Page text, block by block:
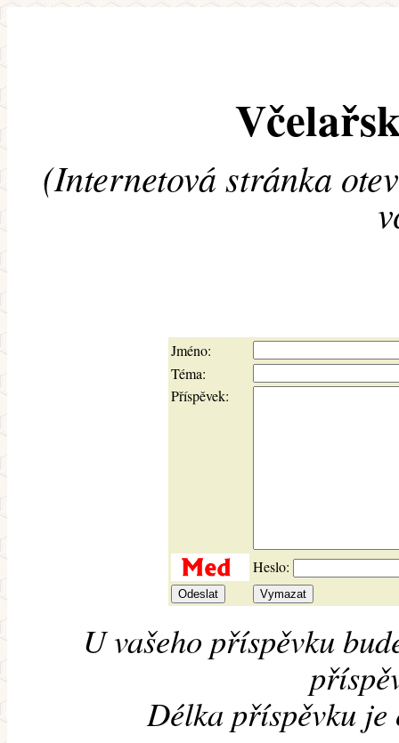
(Internetová stránka
Jméno:
Téma:
Příspěvek:
Heslo:
U vašeho příspěvku
Délka příspěvku je